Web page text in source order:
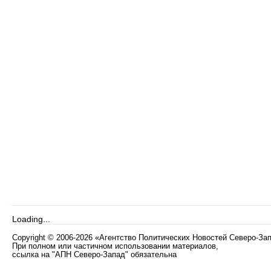
Loading...
Copyright © 2006-2026 «Агентство Политических Новостей Северо-
При полном или частичном использовании материалов,
ссылка на "АПН Северо-Запад" обязательна